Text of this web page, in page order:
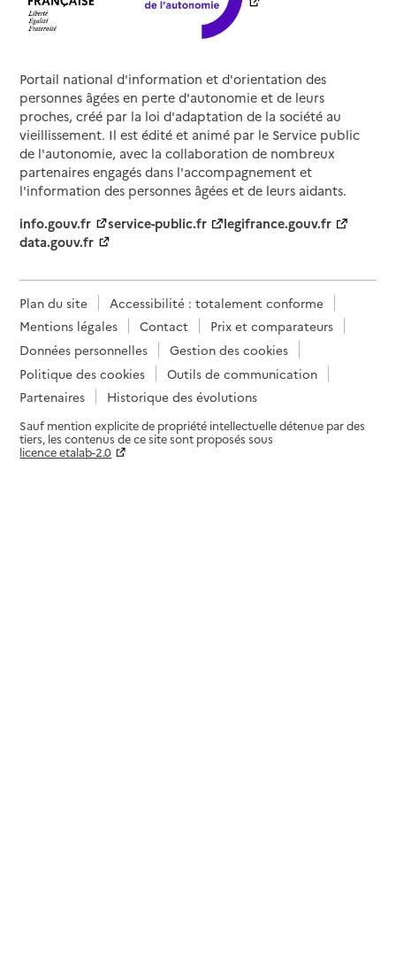
Portail national d'information et d'orientation des
personnes âgées en perte d'autonomie et de leurs
proches, créé par la loi d'adaptation de la société au
vieillissement. Il est édité et animé par le Service public
de l'autonomie, avec la collaboration de nombreux
partenaires engagés dans l'accompagnement et
l'information des personnes âgées et de leurs aidants.
info.gouv.fr
service-public.fr
legifrance.gouv.fr
data.gouv.fr
Plan du site
Accessibilité : totalement conforme
Mentions légales
Contact
Prix et comparateurs
Données personnelles
Gestion des cookies
Politique des cookies
Outils de communication
Partenaires
Historique des évolutions
Sauf mention explicite de propriété intellectuelle détenue par des
tiers, les contenus de ce site sont proposés sous
licence etalab-2.0